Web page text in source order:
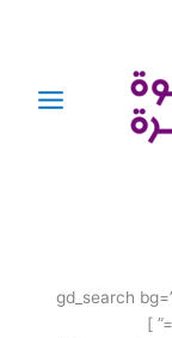
[gd_search